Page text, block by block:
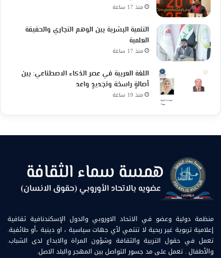
منذ 17 ساعة
التنمية البشرية بين الوهم التجاري والحقيقة
العلمية
منذ 17 ساعة
اللغة العربية في عصر الذكاء الاصطناعي: بين
أصالةٍ راسخة وتجديدٍ واعد
منذ 19 ساعة
منظمة دولية وعضو في الاتحاد الاوروبي والدول الإسكندنافية ثقافية
إعلامية تربوية غير ربحية لا تنتمي لأي جهات سياسية ، او دينية ،أو طائفية.
تعمل في حقول التربية والثقافة وشؤون المراة والابداع لدى الشباب.
والأطفال . تعمل على مد جسور التواصل بين المهجر والبلد الاصل.